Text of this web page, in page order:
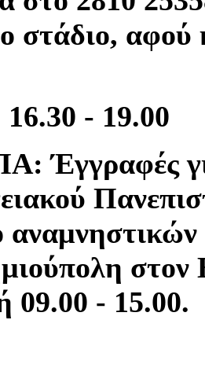
στάδιο, αφού
- 19.00
Έγγραφές
09.00 - 15.00.